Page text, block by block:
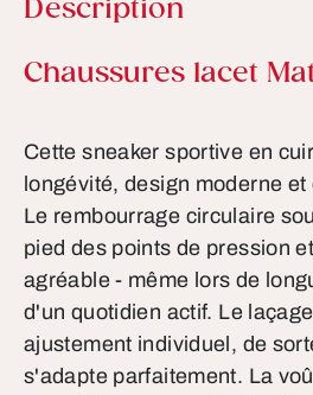
Description
Informations sur le
Chaussures lacet
Cette sneaker sportive en
longévité, design moderne
Le rembourrage circulaire
pied des points de pression
agréable - même lors de
d'un quotidien actif. Le
ajustement individuel, de
s'adapte parfaitement. La